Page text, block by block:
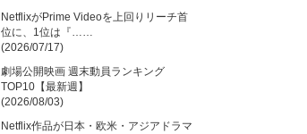
NetflixがPrime Videoを上回りリーチ首
位に、1位は『……
(2026/07/17)
劇場公開映画 週末動員ランキング
TOP10【最新週】
(2026/08/03)
Netflix作品が日本・欧米・アジアドラマ